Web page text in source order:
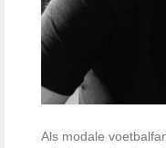
Als modale